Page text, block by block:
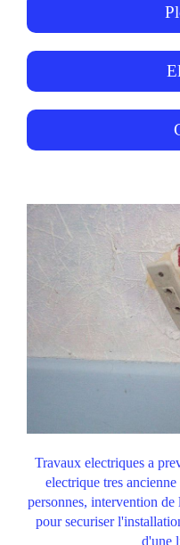
Travaux electriques a
electrique tres
personnes, intervention
pour securiser
d'une